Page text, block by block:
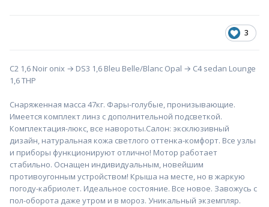
3
С2 1,6 Noir onix → DS3 1,6 Bleu Belle/Blanc Opal → С4 sedan Lounge
1,6 THP
Снаряженная масса 47кг. Фары-голубые, пронизывающие.
Имеется комплект линз с дополнительной подсветкой.
Комплектация-люкс, все навороты.Салон: эксклюзивный
дизайн, натуральная кожа светлого оттенка-комфорт. Все узлы
и приборы функционируют отлично! Мотор работает
стабильно. Оснащен индивидуальным, новейшим
противоугонным устройством! Крыша на месте, но в жаркую
погоду-кабриолет. Идеальное состояние. Все новое. Завожусь с
пол-оборота даже утром и в мороз. Уникальный экземпляр.